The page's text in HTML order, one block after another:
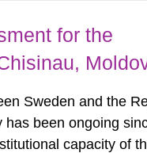
for the
Sweden and the
has been ongoing
capacity of